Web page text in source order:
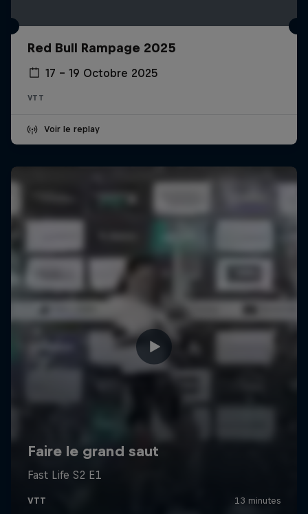
Red Bull Rampage 2025
17 – 19 Octobre 2025
VTT
Voir le replay